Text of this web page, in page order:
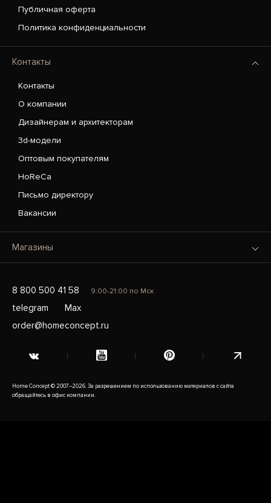
Публичная оферта
Политика конфиденциальности
Контакты
Контакты
О компании
Дизайнерам и архитекторам
3d-модели
Оптовым покупателям
HoReCa
Письмо директору
Вакансии
Магазины
8 800 500 41 58 9:00-21:00 по Мск
telegram
Max
order@homeconcept.ru
Home Concept © 2007–2026. За разрешением по использованию материалов с сайта
обращайтесь в офис компании.